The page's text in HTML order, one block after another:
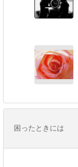
困ったときには